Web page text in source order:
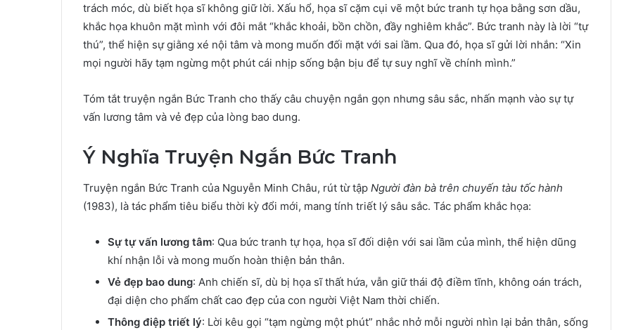
trách móc, dù biết họa sĩ không giữ lời. Xấu hổ, họa sĩ cặm cụi vẽ một bức tranh tự họa bằng sơn dầu,
khắc họa khuôn mặt mình với đôi mắt “khắc khoải, bồn chồn, đầy nghiêm khắc”. Bức tranh này là lời “tự
thú”, thể hiện sự giằng xé nội tâm và mong muốn đối mặt với sai lầm. Qua đó, họa sĩ gửi lời nhắn: “Xin
mọi người hãy tạm ngừng một phút cái nhịp sống bận bịu để tự suy nghĩ về chính mình.”
Tóm tắt truyện ngắn Bức Tranh cho thấy câu chuyện ngắn gọn nhưng sâu sắc, nhấn mạnh vào sự tự
vấn lương tâm và vẻ đẹp của lòng bao dung.
Ý Nghĩa Truyện Ngắn Bức Tranh
Truyện ngắn Bức Tranh của Nguyễn Minh Châu, rút từ tập Người đàn bà trên chuyến tàu tốc hành
(1983), là tác phẩm tiêu biểu thời kỳ đổi mới, mang tính triết lý sâu sắc. Tác phẩm khắc họa:
Sự tự vấn lương tâm: Qua bức tranh tự họa, họa sĩ đối diện với sai lầm của mình, thể hiện dũng
khí nhận lỗi và mong muốn hoàn thiện bản thân.
Vẻ đẹp bao dung: Anh chiến sĩ, dù bị họa sĩ thất hứa, vẫn giữ thái độ điềm tĩnh, không oán trách,
đại diện cho phẩm chất cao đẹp của con người Việt Nam thời chiến.
Thông điệp triết lý: Lời kêu gọi “tạm ngừng một phút” nhắc nhở mỗi người nhìn lại bản thân, sống